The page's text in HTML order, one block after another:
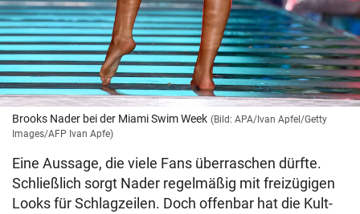
Brooks Nader bei der Miami Swim Week (Bild: APA/Ivan Apfel/Getty
Images/AFP Ivan Apfe)
Eine Aussage, die viele Fans überraschen dürfte.
Schließlich sorgt Nader regelmäßig mit freizügigen
Looks für Schlagzeilen. Doch offenbar hat die Kult-